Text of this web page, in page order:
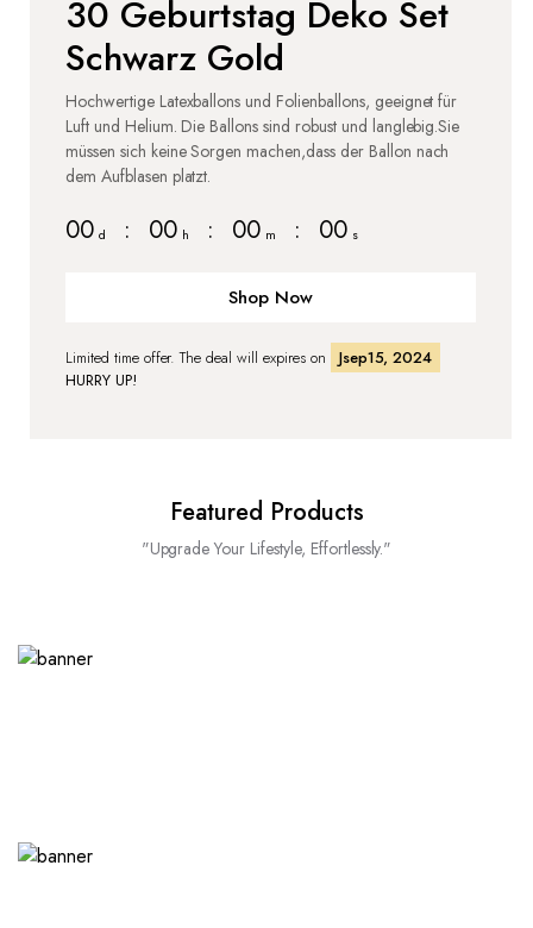
30 Geburtstag Deko Set
Schwarz Gold
Hochwertige Latexballons und Folienballons, geeignet für
Luft und Helium. Die Ballons sind robust und langlebig.Sie
müssen sich keine Sorgen machen,dass der Ballon nach
dem Aufblasen platzt.
00 d : 00 h : 00 m : 00 s
Shop Now
Limited time offer. The deal will expires on
Jsep15, 2024
HURRY UP!
Featured Products
"Upgrade Your Lifestyle, Effortlessly."